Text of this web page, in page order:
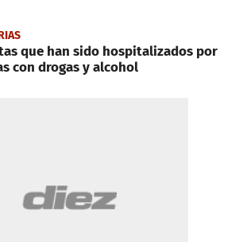
que han sido hospitalizados por
con drogas y alcohol